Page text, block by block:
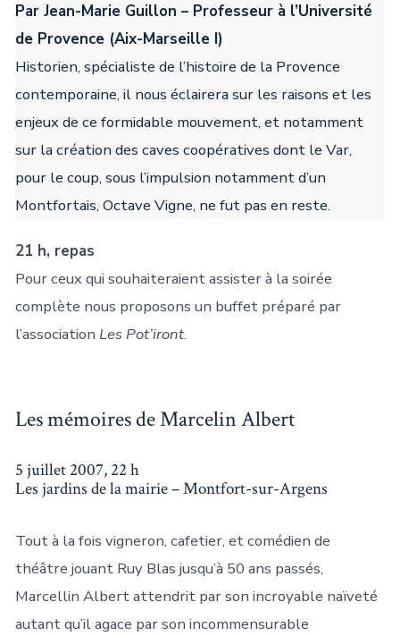
Par Jean-Marie Guillon – Professeur à l’Université
de Provence (Aix-Marseille I)
Historien, spécialiste de l’histoire de la Provence
contemporaine, il nous éclairera sur les raisons et les
enjeux de ce formidable mouvement, et notamment
sur la création des caves coopératives dont le Var,
pour le coup, sous l’impulsion notamment d’un
Montfortais, Octave Vigne, ne fut pas en reste.
21 h, repas
Pour ceux qui souhaiteraient assister à la soirée
complète nous proposons un buffet préparé par
l’association Les Pot’iront.
Les mémoires de Marcelin Albert
5 juillet 2007, 22 h
Les jardins de la mairie – Montfort-sur-Argens
Tout à la fois vigneron, cafetier, et comédien de
théâtre jouant Ruy Blas jusqu’à 50 ans passés,
Marcellin Albert attendrit par son incroyable naïveté
autant qu’il agace par son incommensurable